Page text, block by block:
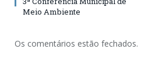
Meio Ambiente
Os comentários estão fechados.